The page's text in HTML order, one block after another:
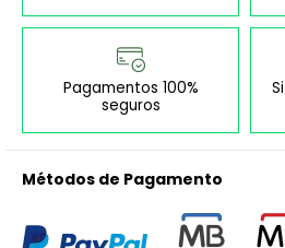
Pagamentos 100%
seguros
Métodos de Pagamento